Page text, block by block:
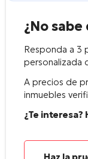
¿No
Responda a 3
personalizada
A precios de
inmuebles
¿Te interesa?